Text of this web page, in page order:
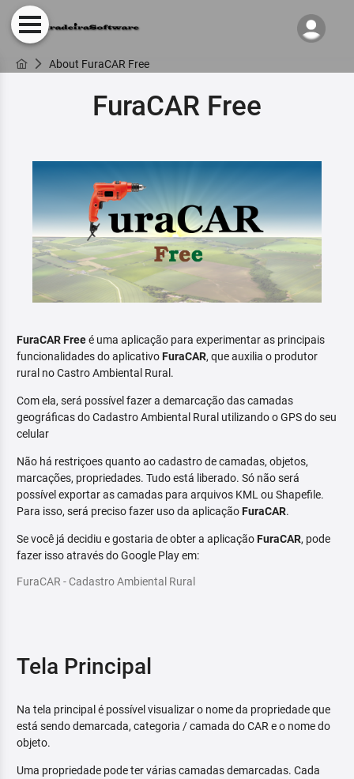
About FuraCAR Free
FuraCAR Free
FuraCAR Freeé uma aplicação para experimentar as principais
funcionalidades do aplicativoFuraCAR, que auxilia o produtor
rural no Castro Ambiental Rural.
Com ela, será possível fazer a demarcação das camadas
geográficas do Cadastro Ambiental Rural utilizando o GPS do seu
celular
Não há restriçoes quanto ao cadastro de camadas, objetos,
marcações, propriedades. Tudo está liberado. Só não será
possível exportar as camadas para arquivos KML ou Shapefile.
Para isso, será preciso fazer uso da aplicaçãoFuraCAR.
Se você já decidiu e gostaria de obter a aplicaçãoFuraCAR, pode
fazer isso através do Google Play em:
FuraCAR - Cadastro Ambiental Rural
Tela Principal
Na tela principal é possível visualizar o nome da propriedade que
está sendo demarcada, categoria / camada do CAR e o nome do
objeto.
Uma propriedade pode ter várias camadas demarcadas. Cada